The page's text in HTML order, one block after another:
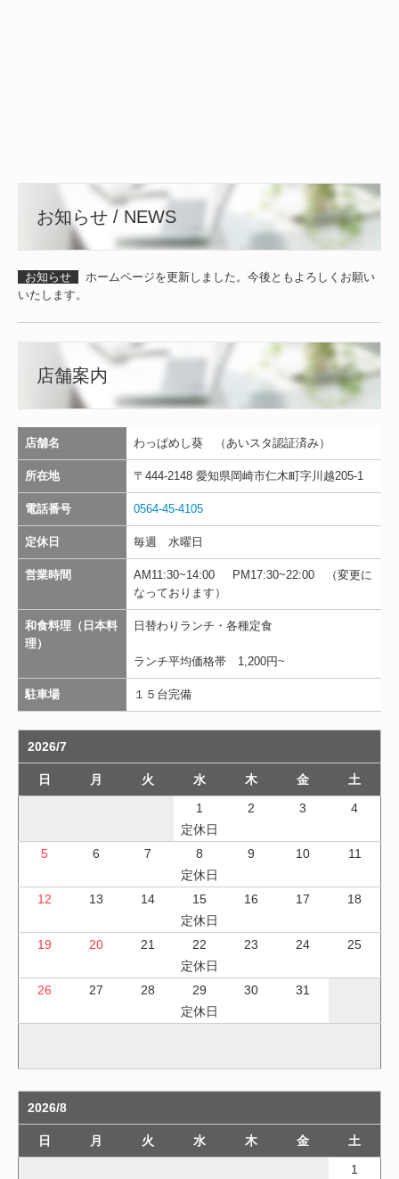
お知らせ / NEWS
お知らせ
ホームページを更新しました。今後ともよろしくお願い
いたします。
店舗案内
店舗名 わっぱめし葵 （あいスタ認証済み）
所在地 〒444-2148 愛知県岡崎市仁木町字川越205-1
電話番号 0564-45-4105
定休日 毎週 水曜日
営業時間
AM11:30~14:00 PM17:30~22:00 （変更に
なっております）
和食料理（日本料
理）
日替わりランチ・各種定食
ランチ平均価格帯 1,200円~
駐車場 １５台完備
2026/7
日 月 火 水 木 金
土
1
定休日
2 3 4
5 6 7
8
定休日
9 10 11
12 13 14
15
定休日
16 17 18
19 20 21
22
定休日
23 24 25
26 27 28
29
定休日
30 31
2026/8
日 月 火 水 木 金
土
1